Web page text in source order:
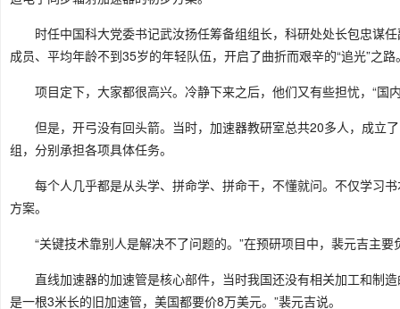
时任中国科大党委书记武汝扬任筹备组组长，科研处处长包忠谋
成员、平均年龄不到35岁的年轻队伍，开启了曲折而艰辛的“追光”之路
项目定下，大家都很高兴。冷静下来之后，他们又有些担忧，“国
但是，开弓没有回头箭。当时，加速器教研室总共20多人，成立
组，分别承担各项具体任务。
每个人几乎都是从头学、拼命学、拼命干，不懂就问。不仅学习
方案。
“关键技术靠别人是解决不了问题的。”在预研项目中，裴元吉主
直线加速器的加速管是核心部件，当时我国还没有相关加工和制
是一根3米长的旧加速管，美国都要价8万美元。”裴元吉说。